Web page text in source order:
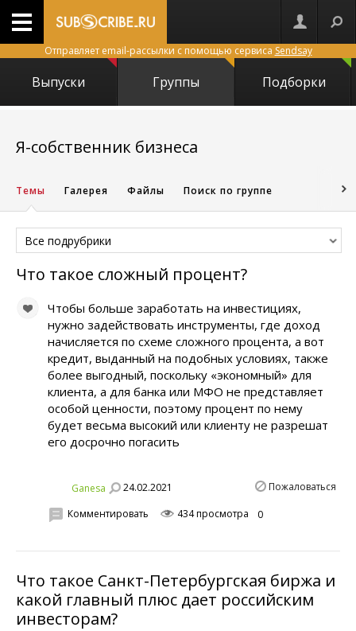
Отправляет email-рассылки с помощью сервиса Sendsay
Выпуски Группы Подборки
Я-собственник бизнеса
Темы Галерея Файлы Поиск по группе
Все подрубрики
Что такое сложный процент?
Чтобы больше заработать на инвестициях,
нужно задействовать инструменты, где доход
начисляется по схеме сложного процента, а вот
кредит, выданный на подобных условиях, также
более выгодный, поскольку «экономный» для
клиента, а для банка или МФО не представляет
особой ценности, поэтому процент по нему
будет весьма высокий или клиенту не разрешат
его досрочно погасить
Ganesa 24.02.2021 Пожаловаться
Комментировать 434 просмотра 0
Что такое Санкт-Петербургская биржа и
какой главный плюс дает российским
инвесторам?